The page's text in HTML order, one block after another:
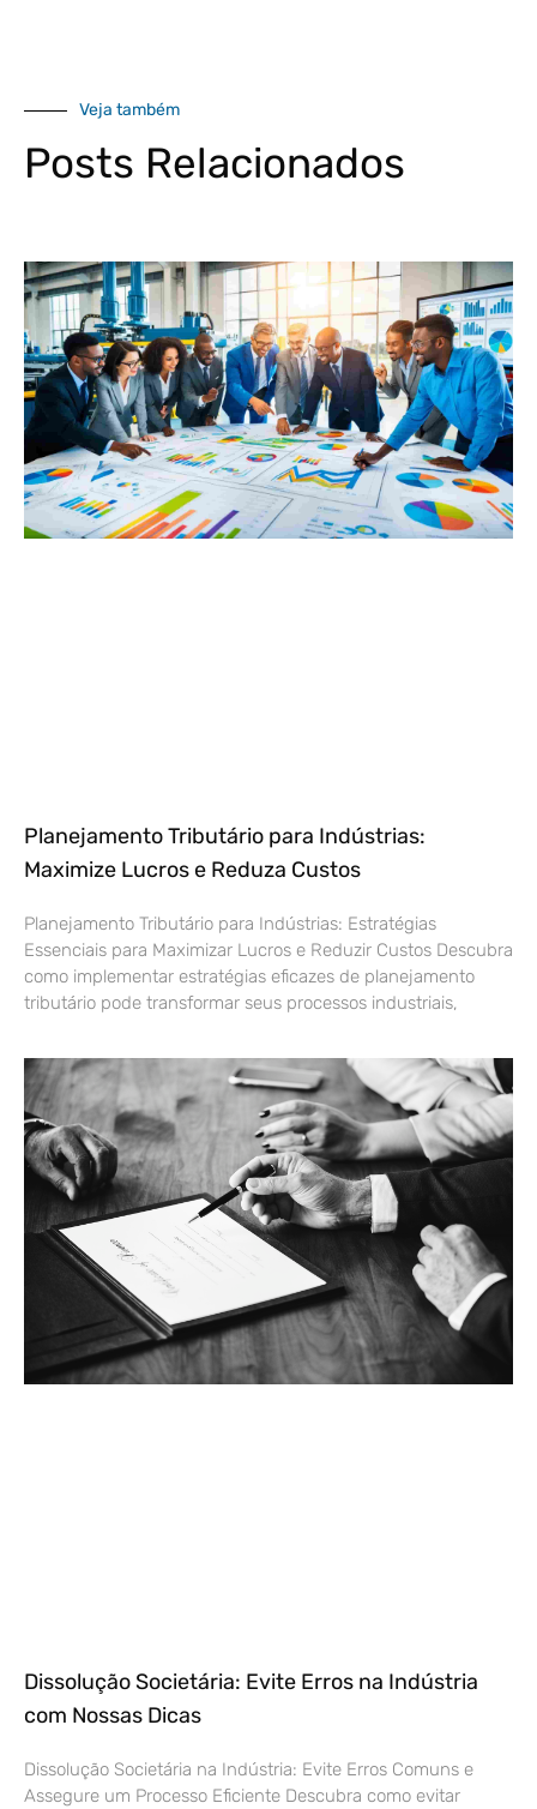
Veja também
Posts Relacionados
Planejamento Tributário para Indústrias:
Maximize Lucros e Reduza Custos
Planejamento Tributário para Indústrias: Estratégias
Essenciais para Maximizar Lucros e Reduzir Custos Descubra
como implementar estratégias eficazes de planejamento
tributário pode transformar seus processos industriais,
Dissolução Societária: Evite Erros na Indústria
com Nossas Dicas
Dissolução Societária na Indústria: Evite Erros Comuns e
Assegure um Processo Eficiente Descubra como evitar